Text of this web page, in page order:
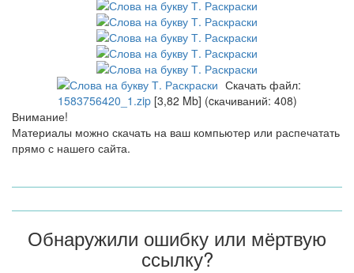
Скачать файл:
1583756420_1.zip[3,82 Mb] (cкачиваний: 408)
Внимание!
Материалы можно скачать на ваш компьютер или распечатать
прямо с нашего сайта.
Обнаружили ошибку или мёртвую
ссылку?